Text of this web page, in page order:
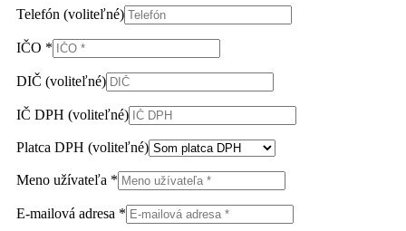
Telefón (voliteľné)
IČO *
DIČ (voliteľné)
IČ DPH (voliteľné)
Platca DPH (voliteľné)
Meno užívateľa *
E-mailová adresa *